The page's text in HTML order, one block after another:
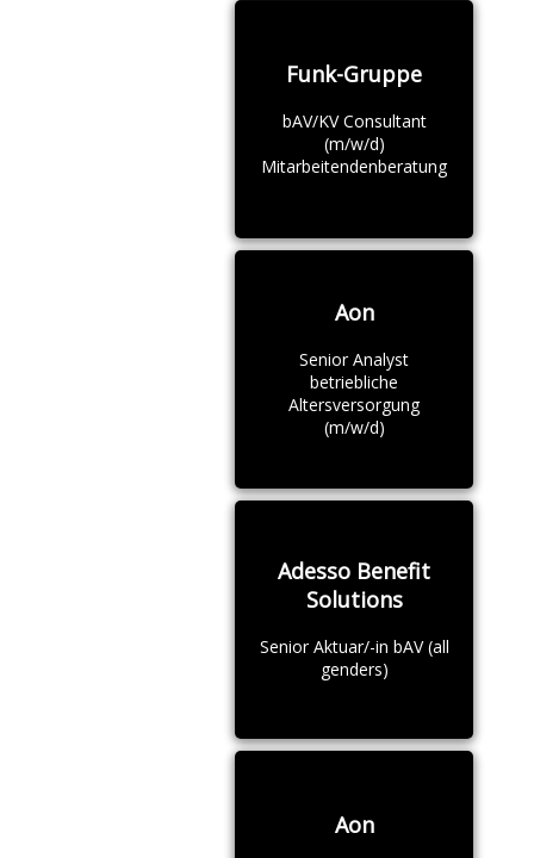
Funk-Gruppe
bAV/KV Consultant
(m/w/d)
Mitarbeitendenberatung
Aon
Senior Analyst
betriebliche
Altersversorgung
(m/w/d)
Adesso Benefit
Solutions
Senior Aktuar/-in bAV (all
genders)
Aon